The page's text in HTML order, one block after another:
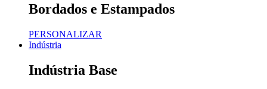
Bordados e Estampados
PERSONALIZAR
Indústria
Indústria Base